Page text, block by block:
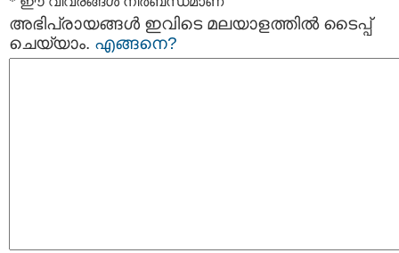
അഭിപ്രായങ്ങള്‍ ഇവിടെ മലയാളത്തില്‍ ടൈപ്പ്
ചെയ്യാം. എങ്ങനെ?